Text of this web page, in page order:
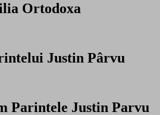
Ortodoxa
Justin Pârvu
Parintele Justin Parvu